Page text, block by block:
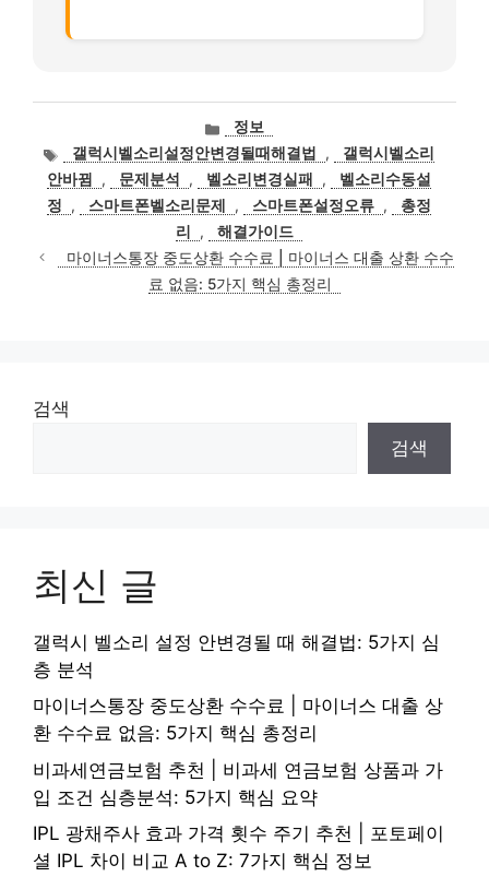
카
테
고
리
정보
태
그
갤럭시벨소리설정안변경될때해결법 ,
갤럭시벨소리
안바뀜
, 문제분석 , 벨소리변경실패 ,
벨소리수동설
정
, 스마트폰벨소리문제 , 스마트폰설정오류 ,
총정
리
,
해결가이드
마이너스통장 중도상환 수수료 | 마이너스 대출 상환 수수
료 없음: 5가지 핵심 총정리
검색
검색
최신 글
갤럭시 벨소리 설정 안변경될 때 해결법: 5가지 심
층 분석
마이너스통장 중도상환 수수료 | 마이너스 대출 상
환 수수료 없음: 5가지 핵심 총정리
비과세연금보험 추천 | 비과세 연금보험 상품과 가
입 조건 심층분석: 5가지 핵심 요약
IPL 광채주사 효과 가격 횟수 주기 추천 | 포토페이
셜 IPL 차이 비교 A to Z: 7가지 핵심 정보